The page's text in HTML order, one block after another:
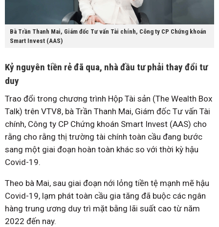
Bà Trần Thanh Mai, Giám đốc Tư vấn Tài chính, Công ty CP Chứng khoán
Smart Invest (AAS)
Kỷ nguyên tiền rẻ đã qua, nhà đầu tư phải thay đổi tư
duy
Trao đổi trong chương trình Hộp Tài sản (The Wealth Box
Talk) trên VTV8, bà Trần Thanh Mai, Giám đốc Tư vấn Tài
chính, Công ty CP Chứng khoán Smart Invest (AAS) cho
rằng cho rằng thị trường tài chính toàn cầu đang bước
sang một giai đoạn hoàn toàn khác so với thời kỳ hậu
Covid-19.
Theo bà Mai, sau giai đoạn nới lỏng tiền tệ mạnh mẽ hậu
Covid-19, lạm phát toàn cầu gia tăng đã buộc các ngân
hàng trung ương duy trì mặt bằng lãi suất cao từ năm
2022 đến nay.